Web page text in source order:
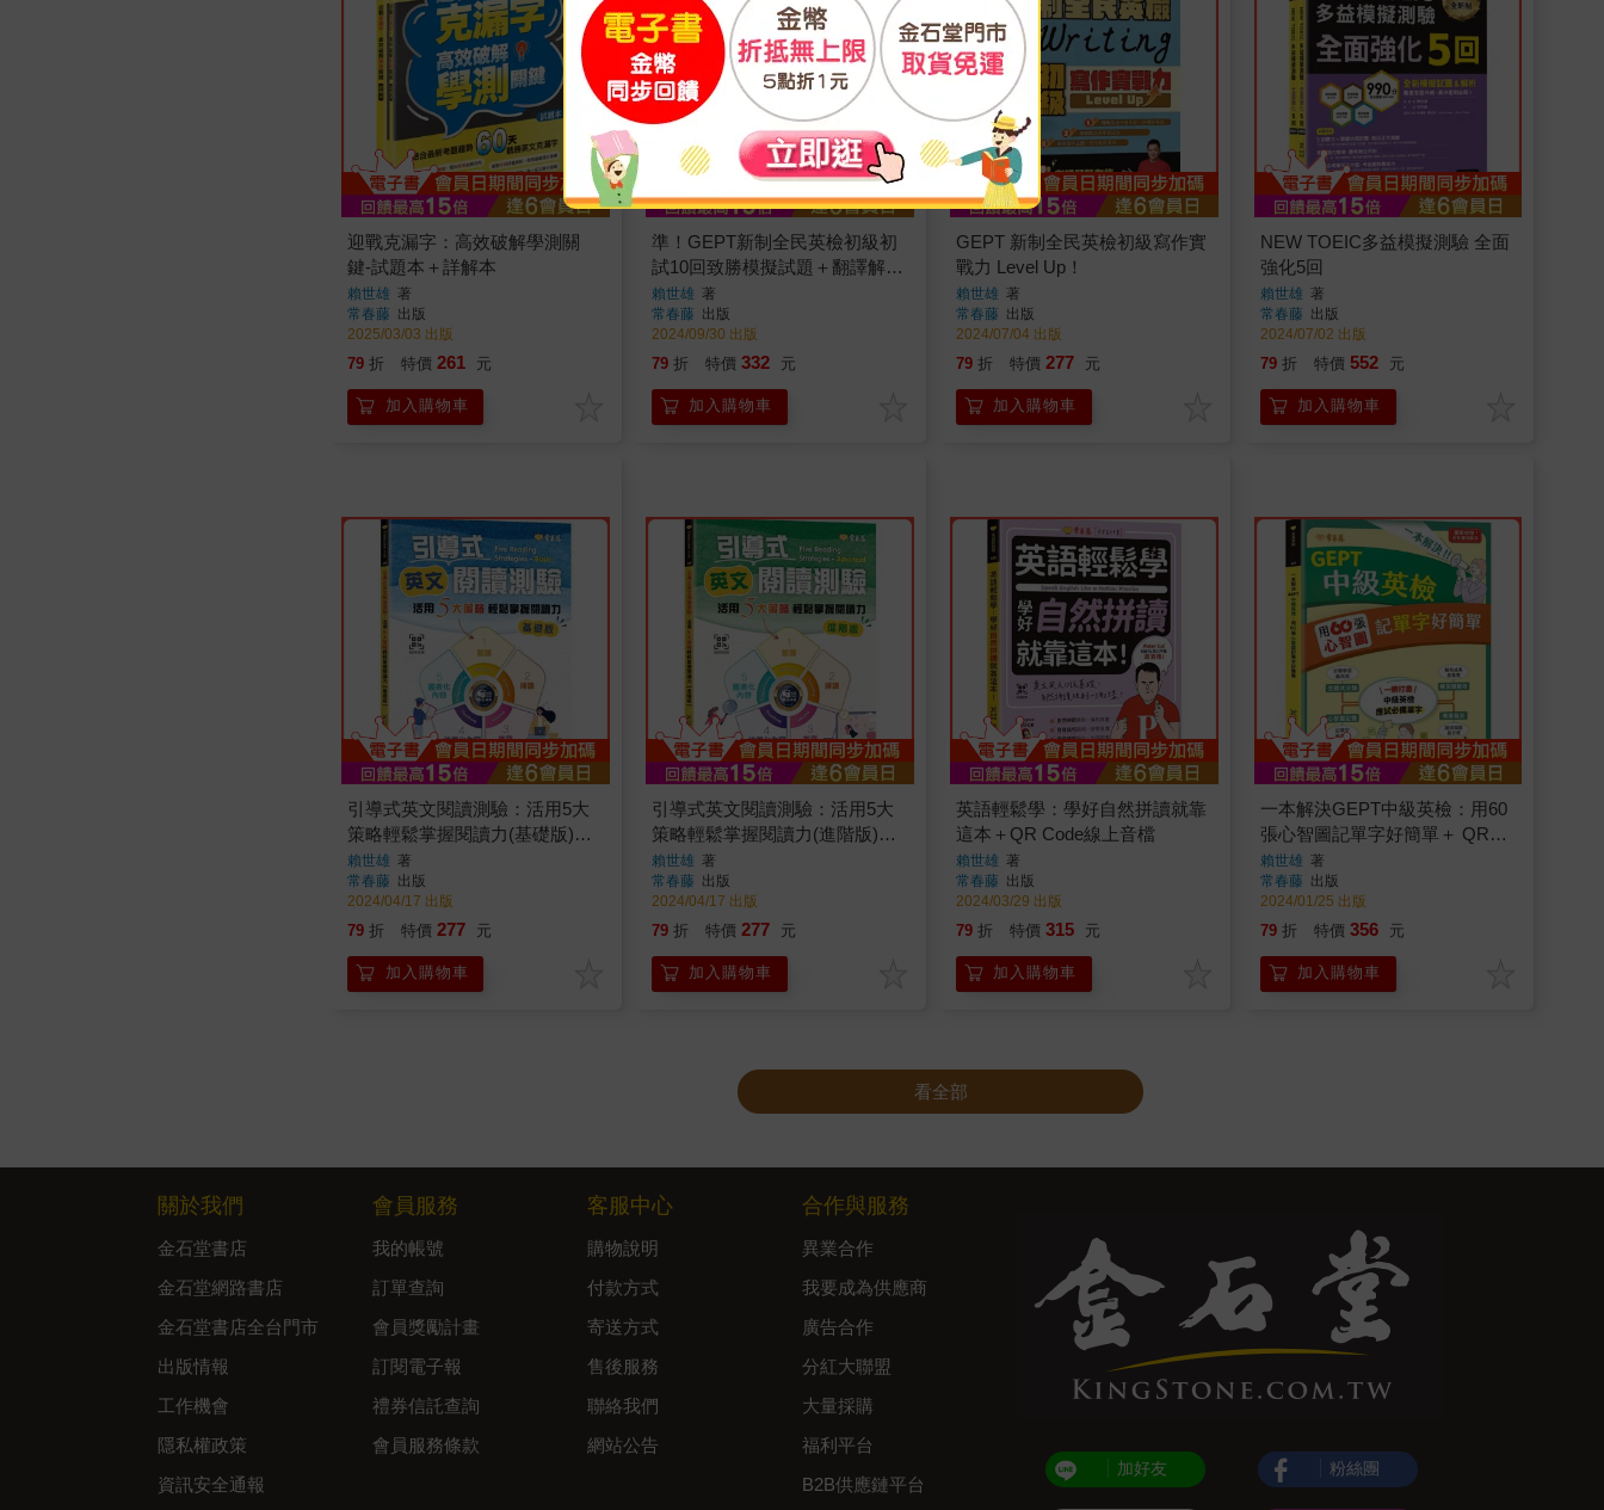
迎戰克漏字：高效破解學測關
鍵-試題本＋詳解本
賴世雄 著
常春藤 出版
2025/03/03 出版
79 折 特價 261 元
加入購物車
準！GEPT新制全民英檢初級初
試10回致勝模擬試題＋翻譯解答
(聽力&閱讀)-試題本＋翻譯解答
本＋ QR Code線上音檔
賴世雄 著
常春藤 出版
2024/09/30 出版
79 折 特價 332 元
加入購物車
GEPT 新制全民英檢初級寫作實
戰力 Level Up！
賴世雄 著
常春藤 出版
2024/07/04 出版
79 折 特價 277 元
加入購物車
NEW TOEIC多益模擬測驗 全面
強化5回
賴世雄 著
常春藤 出版
2024/07/02 出版
79 折 特價 552 元
加入購物車
引導式英文閱讀測驗：活用5大
策略輕鬆掌握閱讀力(基礎版)＋
QR Code音檔
賴世雄 著
常春藤 出版
2024/04/17 出版
79 折 特價 277 元
加入購物車
引導式英文閱讀測驗：活用5大
策略輕鬆掌握閱讀力(進階版)＋
QR Code音檔
賴世雄 著
常春藤 出版
2024/04/17 出版
79 折 特價 277 元
加入購物車
英語輕鬆學：學好自然拼讀就靠
這本＋QR Code線上音檔
賴世雄 著
常春藤 出版
2024/03/29 出版
79 折 特價 315 元
加入購物車
一本解決GEPT中級英檢：用60
張心智圖記單字好簡單＋ QR
Code線上音檔
賴世雄 著
常春藤 出版
2024/01/25 出版
79 折 特價 356 元
加入購物車
看全部
關於我們
金石堂書店
金石堂網路書店
金石堂書店全台門市
出版情報
工作機會
隱私權政策
資訊安全通報
會員服務
我的帳號
訂單查詢
會員獎勵計畫
訂閱電子報
禮券信託查詢
會員服務條款
客服中心
購物說明
付款方式
寄送方式
售後服務
聯絡我們
網站公告
合作與服務
異業合作
我要成為供應商
廣告合作
分紅大聯盟
大量採購
福利平台
B2B供應鏈平台
加好友 粉絲團